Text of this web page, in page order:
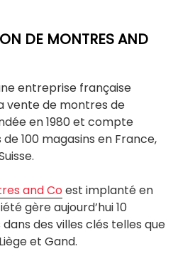
DE MONTRES AND
entreprise française
vente de montres de
en 1980 et compte
100 magasins en France,
and Coest implanté en
gère aujourd’hui 10
des villes clés telles que
et Gand.